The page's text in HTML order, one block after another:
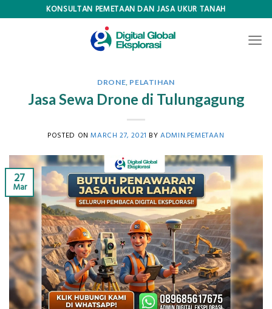
KONSULTAN PEMETAAN DAN JASA UKUR TANAH
DRONE, PELATIHAN
Jasa Sewa Drone di Tulungagung
POSTED ONMARCH 27, 2021 BYADMIN.PEMETAAN
27
Mar